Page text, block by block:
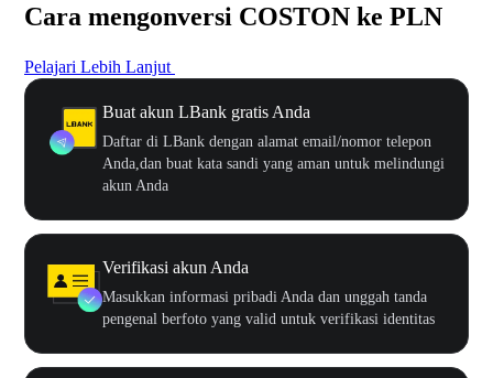
Cara mengonversi COSTON ke PLN
Pelajari Lebih Lanjut
Buat akun LBank gratis Anda
Daftar di LBank dengan alamat email/nomor telepon
Anda,dan buat kata sandi yang aman untuk melindungi
akun Anda
Verifikasi akun Anda
Masukkan informasi pribadi Anda dan unggah tanda
pengenal berfoto yang valid untuk verifikasi identitas